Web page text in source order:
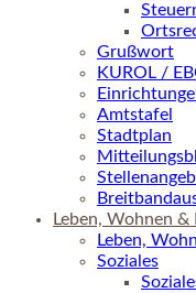
Grußwort
KUROL /
Amtstafel
Stadtplan
Leben, Wohnen
Leben,
Soziales